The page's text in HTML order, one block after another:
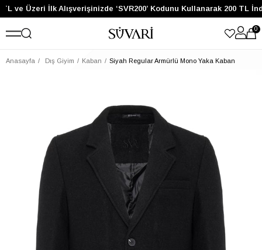
ve Üzeri İlk Alışverişinizde ‘SVR200’ Kodunu Kullanarak 200 TL
0
Anasayfa Dış Giyim Kaban Siyah Regular Armürlü Mono Yaka Kaban